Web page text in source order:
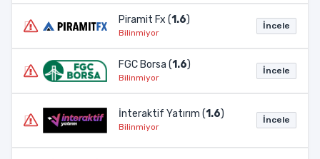
Piramit Fx (1.6)
Bilinmiyor
İncele
FGC Borsa (1.6)
Bilinmiyor
İncele
İnteraktif Yatırım (1.6)
Bilinmiyor
İncele